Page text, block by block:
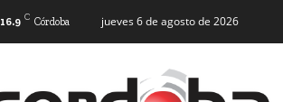
16.9 C Córdoba jueves 6 de agosto de 2026